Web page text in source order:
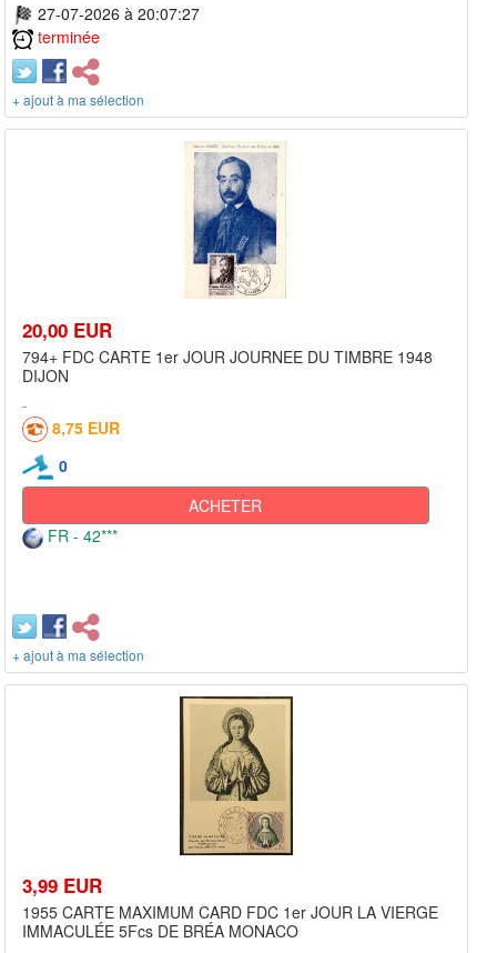
27-07-2026 à 20:07:27
terminée
+ ajout à ma sélection
20,00 EUR
794+ FDC CARTE 1er JOUR JOURNEE DU TIMBRE 1948
DIJON
8,75 EUR
0
ACHETER
FR - 42***
+ ajout à ma sélection
3,99 EUR
1955 CARTE MAXIMUM CARD FDC 1er JOUR LA VIERGE
IMMACULÉE 5Fcs DE BRÉA MONACO